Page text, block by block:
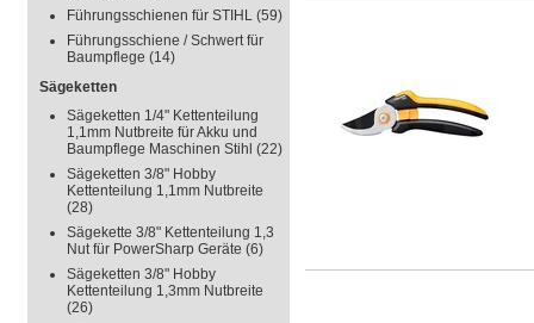
Führungsschienen für STIHL (59)
Führungsschiene / Schwert für
Baumpflege (14)
Sägeketten
Sägeketten 1/4" Kettenteilung
1,1mm Nutbreite für Akku und
Baumpflege Maschinen Stihl (22)
Sägeketten 3/8" Hobby
Kettenteilung 1,1mm Nutbreite
(28)
Sägekette 3/8" Kettenteilung 1,3
Nut für PowerSharp Geräte (6)
Sägeketten 3/8" Hobby
Kettenteilung 1,3mm Nutbreite
(26)